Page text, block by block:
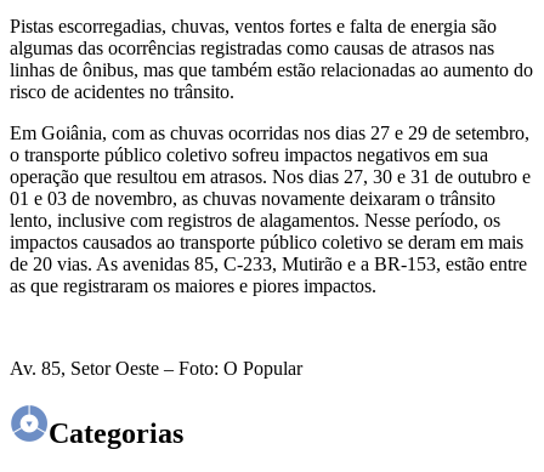
Pistas escorregadias, chuvas, ventos fortes e falta de energia são
algumas das ocorrências registradas como causas de atrasos nas
linhas de ônibus, mas que também estão relacionadas ao aumento do
risco de acidentes no trânsito.
Em Goiânia, com as chuvas ocorridas nos dias 27 e 29 de setembro,
o transporte público coletivo sofreu impactos negativos em sua
operação que resultou em atrasos. Nos dias 27, 30 e 31 de outubro e
01 e 03 de novembro, as chuvas novamente deixaram o trânsito
lento, inclusive com registros de alagamentos. Nesse período, os
impactos causados ao transporte público coletivo se deram em mais
de 20 vias. As avenidas 85, C-233, Mutirão e a BR-153, estão entre
as que registraram os maiores e piores impactos.
Av. 85, Setor Oeste – Foto: O Popular
Categorias